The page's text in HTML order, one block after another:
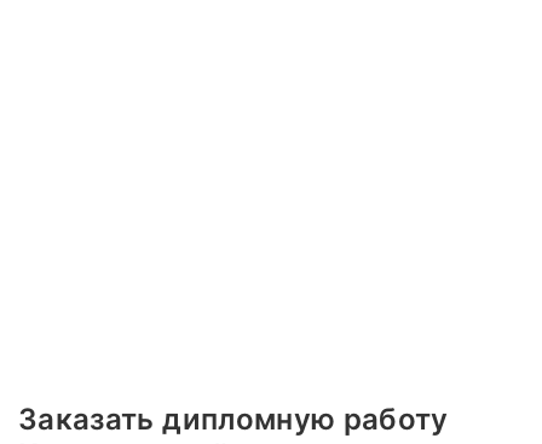
Заказать дипломную работу